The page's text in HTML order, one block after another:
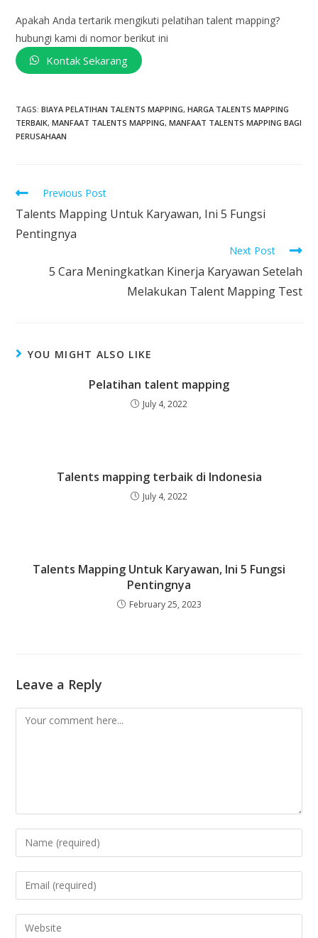
Apakah Anda tertarik mengikuti pelatihan talent mapping?
hubungi kami di nomor berikut ini
Kontak Sekarang
TAGS:BIAYA PELATIHAN TALENTS MAPPING, HARGA TALENTS MAPPING
TERBAIK, MANFAAT TALENTS MAPPING, MANFAAT TALENTS MAPPING BAGI
PERUSAHAAN
Previous Post
Talents Mapping Untuk Karyawan, Ini 5 Fungsi
Pentingnya
Next Post
5 Cara Meningkatkan Kinerja Karyawan Setelah
Melakukan Talent Mapping Test
YOU MIGHT ALSO LIKE
Pelatihan talent mapping
July 4, 2022
Talents mapping terbaik di Indonesia
July 4, 2022
Talents Mapping Untuk Karyawan, Ini 5 Fungsi
Pentingnya
February 25, 2023
Leave a Reply